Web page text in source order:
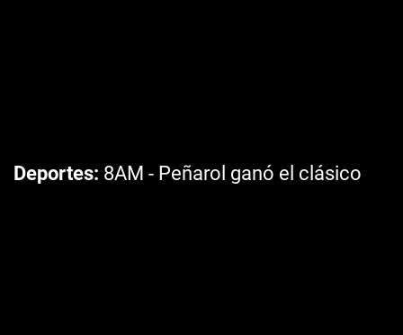
Deportes 8AM - Peñarol ganó el clásico